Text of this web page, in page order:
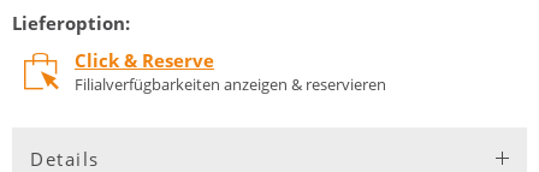
Lieferoption:
Click & Reserve
Filialverfügbarkeiten anzeigen & reservieren
Details